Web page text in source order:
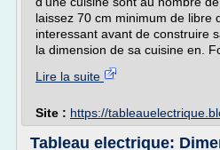
laissez 70 cm minimum de libre
interessant avant de construire
la dimension de sa cuisine en.
Lire la suite
Site : https://
Tableau electrique: